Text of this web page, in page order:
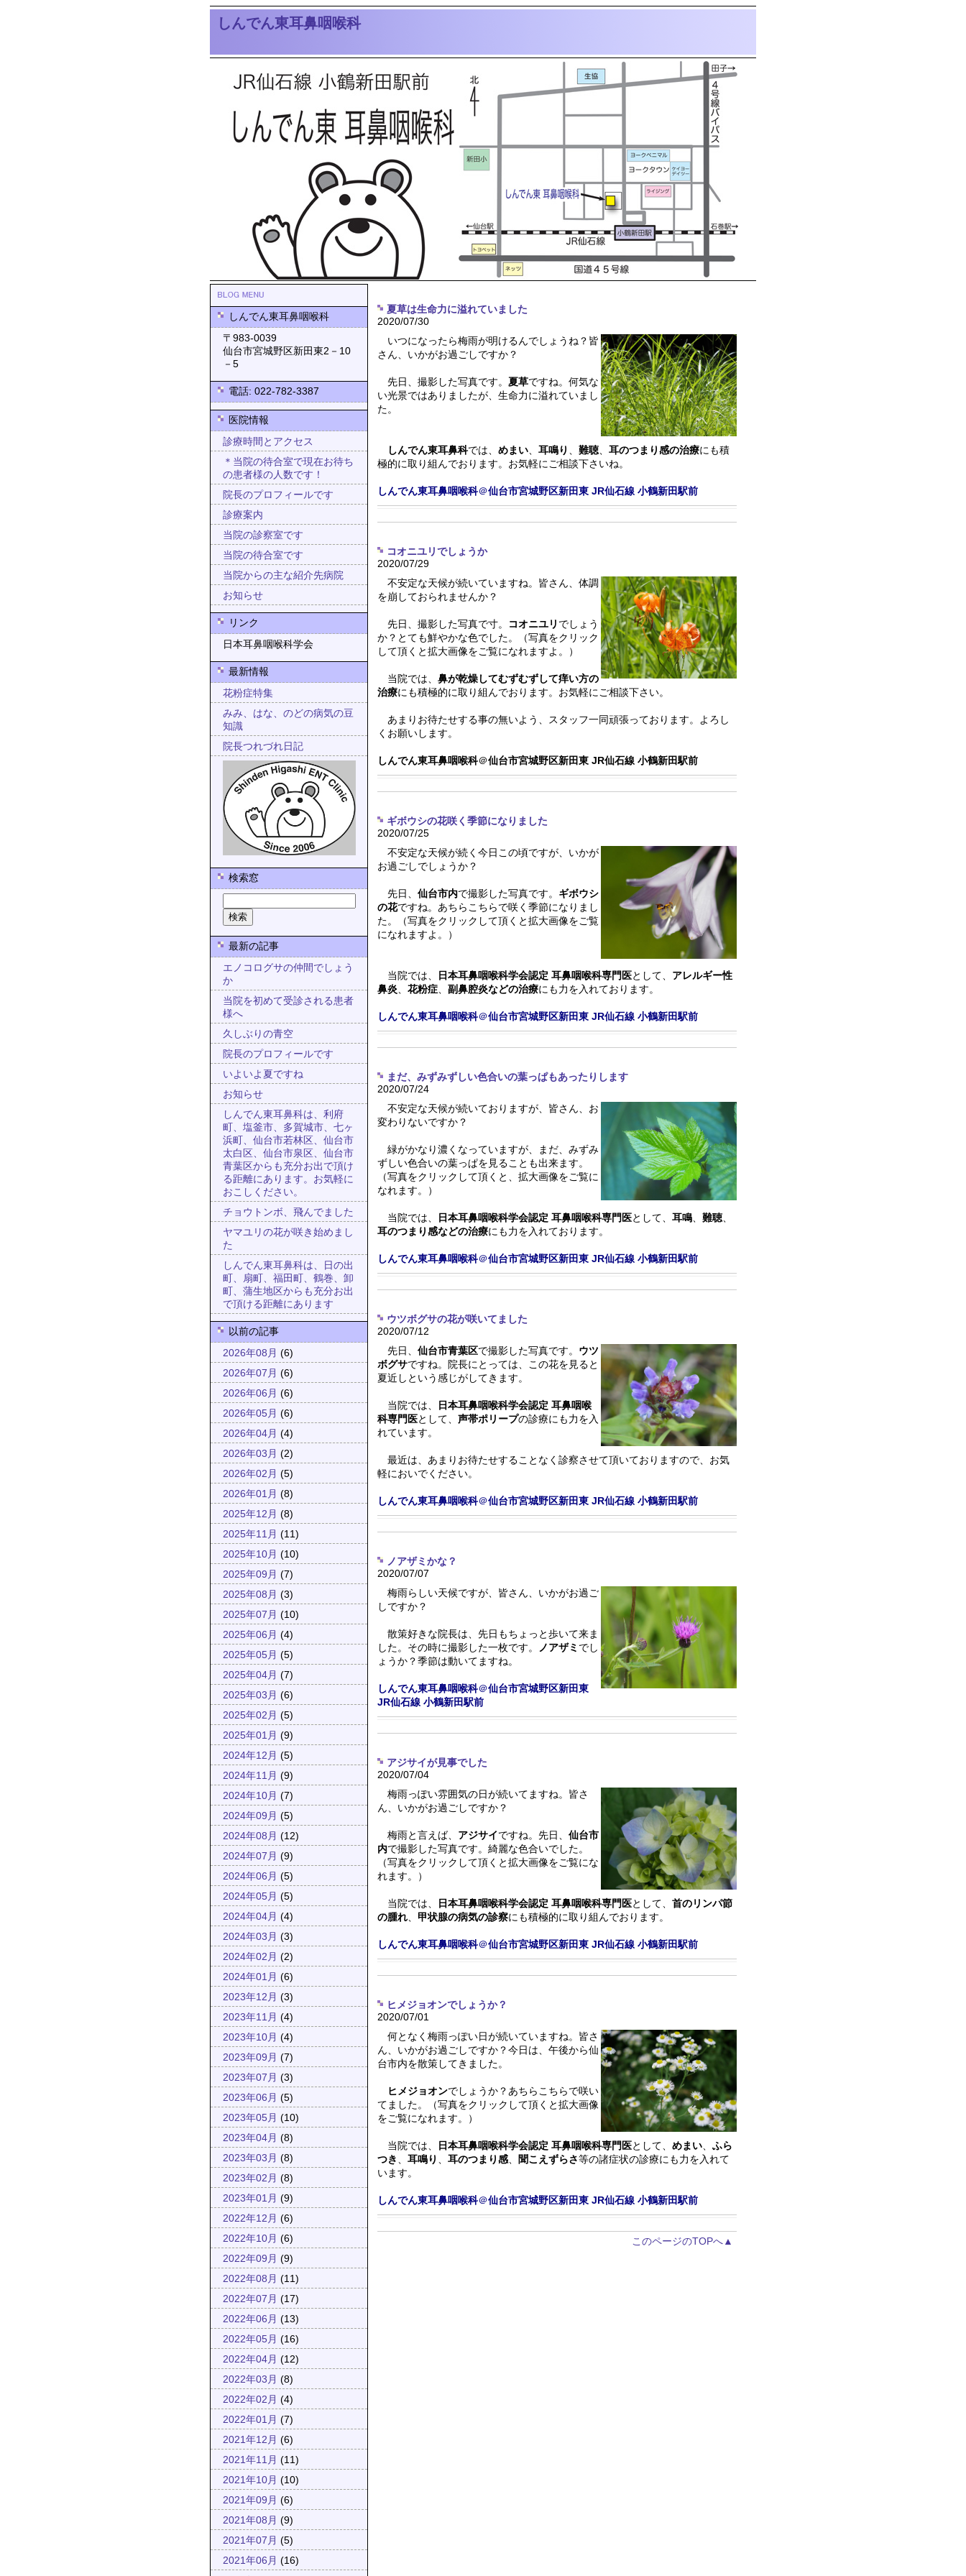
しんでん東耳鼻咽喉科
しんでん東耳鼻咽喉科
〒983-0039
仙台市宮城野区新田東2－10
－5
電話: 022-782-3387
医院情報
診療時間とアクセス
＊当院の待合室で現在お待ち
の患者様の人数です！
院長のプロフィールです
診療案内
当院の診察室です
当院の待合室です
当院からの主な紹介先病院
お知らせ
リンク
日本耳鼻咽喉科学会
最新情報
花粉症特集
みみ、はな、のどの病気の豆
知識
院長つれづれ日記
検索窓
最新の記事
エノコログサの仲間でしょう
か
当院を初めて受診される患者
様へ
久しぶりの青空
院長のプロフィールです
いよいよ夏ですね
お知らせ
しんでん東耳鼻科は、利府
町、塩釜市、多賀城市、七ヶ
浜町、仙台市若林区、仙台市
太白区、仙台市泉区、仙台市
青葉区からも充分お出で頂け
る距離にあります。お気軽に
おこしください。
チョウトンボ、飛んでました
ヤマユリの花が咲き始めまし
た
しんでん東耳鼻科は、日の出
町、扇町、福田町、鶴巻、卸
町、蒲生地区からも充分お出
で頂ける距離にあります
以前の記事
2026年08月 (6)
2026年07月 (6)
2026年06月 (6)
2026年05月 (6)
2026年04月 (4)
2026年03月 (2)
2026年02月 (5)
2026年01月 (8)
2025年12月 (8)
2025年11月 (11)
2025年10月 (10)
2025年09月 (7)
2025年08月 (3)
2025年07月 (10)
2025年06月 (4)
2025年05月 (5)
2025年04月 (7)
2025年03月 (6)
2025年02月 (5)
2025年01月 (9)
2024年12月 (5)
2024年11月 (9)
2024年10月 (7)
2024年09月 (5)
2024年08月 (12)
2024年07月 (9)
2024年06月 (5)
2024年05月 (5)
2024年04月 (4)
2024年03月 (3)
2024年02月 (2)
2024年01月 (6)
2023年12月 (3)
2023年11月 (4)
2023年10月 (4)
2023年09月 (7)
2023年07月 (3)
2023年06月 (5)
2023年05月 (10)
2023年04月 (8)
2023年03月 (8)
2023年02月 (8)
2023年01月 (9)
2022年12月 (6)
2022年10月 (6)
2022年09月 (9)
2022年08月 (11)
2022年07月 (17)
2022年06月 (13)
2022年05月 (16)
2022年04月 (12)
2022年03月 (8)
2022年02月 (4)
2022年01月 (7)
2021年12月 (6)
2021年11月 (11)
2021年10月 (10)
2021年09月 (6)
2021年08月 (9)
2021年07月 (5)
2021年06月 (16)
夏草は生命力に溢れていました
2020/07/30
いつになったら梅雨が明けるんでしょうね？皆
さん、いかがお過ごしですか？
先日、撮影した写真です。 夏草ですね。何気な
い光景ではありましたが、生命力に溢れていまし
た。
しんでん東耳鼻科では、 めまい 耳鳴り 難聴 耳のつまり感の治療にも積
極的に取り組んでおります。お気軽にご相談下さいね。
しんでん東耳鼻咽喉科＠仙台市宮城野区新田東 JR仙石線 小鶴新田駅前
コオニユリでしょうか
2020/07/29
不安定な天候が続いていますね。皆さん、体調
を崩しておられませんか？
先日、撮影した写真で寸。 コオニユリ でしょう
か？とても鮮やかな色でした。（写真をクリック
して頂くと拡大画像をご覧になれますよ。）
当院では、 鼻が乾燥してむずむずして痒い方の
治療にも積極的に取り組んでおります。お気軽にご相談下さい。
あまりお待たせする事の無いよう、スタッフ一同頑張っております。よろし
くお願いします。
しんでん東耳鼻咽喉科＠仙台市宮城野区新田東 JR仙石線 小鶴新田駅前
ギボウシの花咲く季節になりました
2020/07/25
不安定な天候が続く今日この頃ですが、いかが
お過ごしでしょうか？
先日、 仙台市内で撮影した写真です。 ギボウシ
の花ですね。あちらこちらで咲く季節になりまし
た。（写真をクリックして頂くと拡大画像をご覧
になれますよ。）
当院では、 日本耳鼻咽喉科学会認定 耳鼻咽喉科専門医として、 アレルギー性
鼻炎
花粉症 副鼻腔炎などの治療にも力を入れております。
しんでん東耳鼻咽喉科＠仙台市宮城野区新田東 JR仙石線 小鶴新田駅前
まだ、みずみずしい色合いの葉っぱもあったりします
2020/07/24
不安定な天候が続いておりますが、皆さん、お
変わりないですか？
緑がかなり濃くなっていますが、まだ、みずみ
ずしい色合いの葉っぱを見ることも出来ます。
（写真をクリックして頂くと、拡大画像をご覧に
なれます。）
当院では、 日本耳鼻咽喉科学会認定 耳鼻咽喉科専門医として、 耳鳴 難聴
耳のつまり感などの治療にも力を入れております。
しんでん東耳鼻咽喉科＠仙台市宮城野区新田東 JR仙石線 小鶴新田駅前
ウツボグサの花が咲いてました
2020/07/12
先日、 仙台市青葉区で撮影した写真です。 ウツ
ボグサですね。院長にとっては、この花を見ると
夏近しという感じがしてきます。
当院では、
日本耳鼻咽喉科学会認定 耳鼻咽喉
科専門医として、 声帯ポリープの診療にも力を入
れています。
最近は、あまりお待たせすることなく診察させて頂いておりますので、お気
軽においでください。
しんでん東耳鼻咽喉科＠仙台市宮城野区新田東 JR仙石線 小鶴新田駅前
ノアザミかな？
2020/07/07
梅雨らしい天候ですが、皆さん、いかがお過ご
しですか？
散策好きな院長は、先日もちょっと歩いて来ま
した。その時に撮影した一枚です。
ノアザミ でし
ょうか？季節は動いてますね。
しんでん東耳鼻咽喉科＠仙台市宮城野区新田東
JR仙石線 小鶴新田駅前
アジサイが見事でした
2020/07/04
梅雨っぽい雰囲気の日が続いてますね。皆さ
ん、いかがお過ごしですか？
梅雨と言えば、 アジサイですね。先日、 仙台市
内で撮影した写真です。綺麗な色合いでした。
（写真をクリックして頂くと拡大画像をご覧にな
れます。）
当院では、 日本耳鼻咽喉科学会認定 耳鼻咽喉科専門医として、 首のリンパ節
の腫れ
甲状腺の病気の診察にも積極的に取り組んでおります。
しんでん東耳鼻咽喉科＠仙台市宮城野区新田東 JR仙石線 小鶴新田駅前
ヒメジョオンでしょうか？
2020/07/01
何となく梅雨っぽい日が続いていますね。皆さ
ん、いかがお過ごしですか？今日は、午後から仙
台市内を散策してきました。
ヒメジョオンでしょうか？あちらこちらで咲い
てました。（写真をクリックして頂くと拡大画像
をご覧になれます。）
当院では、 日本耳鼻咽喉科学会認定 耳鼻咽喉科専門医として、 めまい
ふら
つき
耳鳴り 耳のつまり感 聞こえずらさ等の諸症状の診療にも力を入れて
います。
しんでん東耳鼻咽喉科＠仙台市宮城野区新田東 JR仙石線 小鶴新田駅前
このページのTOPへ▲